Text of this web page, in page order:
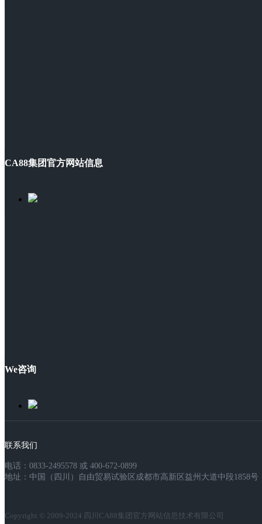
CA88集团官方网站信息
We咨询
联系我们
电话：0833-2495578 或 400-672-0899
地址：中国（四川）自由贸易试验区成都市高新区益州大道中段1858号
Copyright © 2009-2024 四川CA88集团官方网站信息技术有限公司